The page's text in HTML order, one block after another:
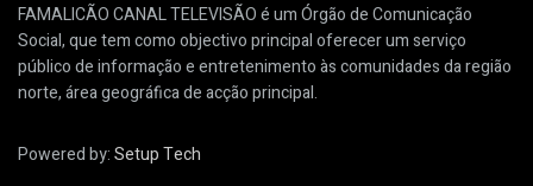
FAMALICÃO CANAL TELEVISÃO é um Órgão de Comunicação
Social, que tem como objectivo principal oferecer um serviço
público de informação e entretenimento às comunidades da região
norte, área geográfica de acção principal.
Powered by:Setup Tech